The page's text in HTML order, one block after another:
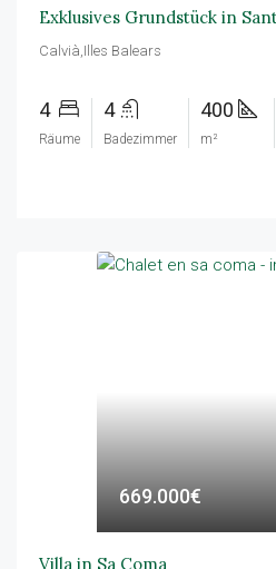
Exklusives Grundstück in
Calvià,Illes Balears
4
Räume
4
Badezimmer
400
m²
669.000€
Villa in Sa Coma